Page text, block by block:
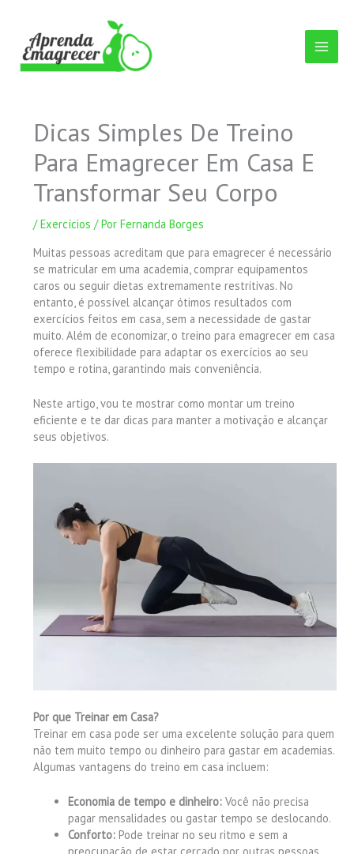
conteúdo
Dicas Simples De Treino
Para Emagrecer Em Casa E
Transformar Seu Corpo
/Exercícios / PorFernanda Borges
Muitas pessoas acreditam que para emagrecer é necessário
se matricular em uma academia, comprar equipamentos
caros ou seguir dietas extremamente restritivas. No
entanto, é possível alcançar ótimos resultados com
exercícios feitos em casa, sem a necessidade de gastar
muito. Além de economizar, o treino para emagrecer em casa
oferece flexibilidade para adaptar os exercícios ao seu
tempo e rotina, garantindo mais conveniência.
Neste artigo, vou te mostrar como montar um treino
eficiente e te dar dicas para manter a motivação e alcançar
seus objetivos.
Por que Treinar em Casa?
Treinar em casa pode ser uma excelente solução para quem
não tem muito tempo ou dinheiro para gastar em academias.
Algumas vantagens do treino em casa incluem:
Economia de tempo e dinheiro: Você não precisa
pagar mensalidades ou gastar tempo se deslocando.
Conforto: Pode treinar no seu ritmo e sem a